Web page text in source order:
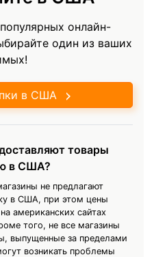
онлайн-
один из ваших
в США
товары
в США?
не предлагают
в США, при этом цены
американских сайтах
того, не все магазины
выпущенные за пределами
возникать проблемы